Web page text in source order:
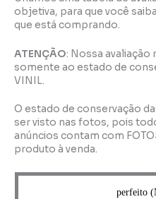
objetiva, para que você
que está comprando.
ATENÇÃO: Nossa
somente ao estado de
VINIL.
O estado de conservação
ser visto nas fotos, pois
anúncios contam com
produto à venda.
perfeito